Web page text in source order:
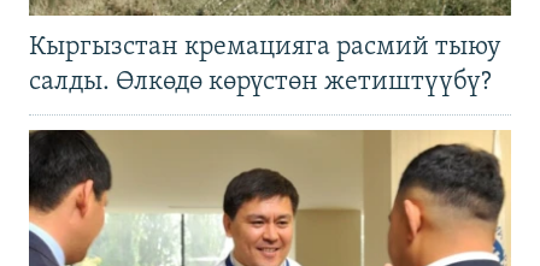
Кыргызстан кремацияга расмий тыюу
салды. Өлкөдө көрүстөн жетиштүүбү?